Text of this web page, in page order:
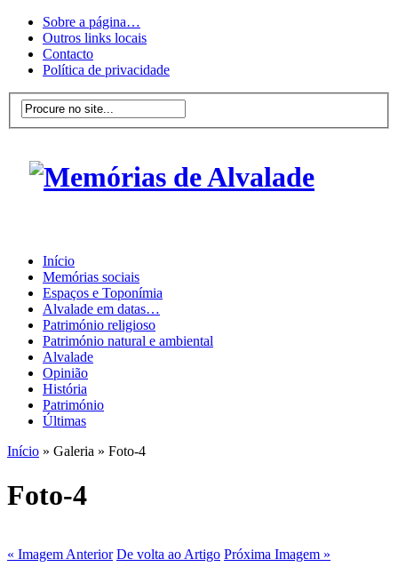
Sobre a página…
Outros links locais
Contacto
Política de privacidade
Início
Memórias sociais
Espaços e Toponímia
Alvalade em datas…
Património religioso
Património natural e ambiental
Alvalade
Opinião
História
Património
Últimas
Início » Galeria » Foto-4
Foto-4
« Imagem Anterior De volta ao Artigo Próxima Imagem »